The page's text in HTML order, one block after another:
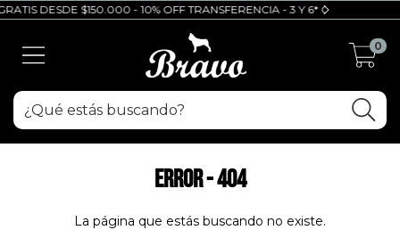
DESDE $150.000 - 10% OFF TRANSFERENCIA - 3 Y 6* CUOTAS SIN
0
Error - 404
La página que estás buscando no existe.